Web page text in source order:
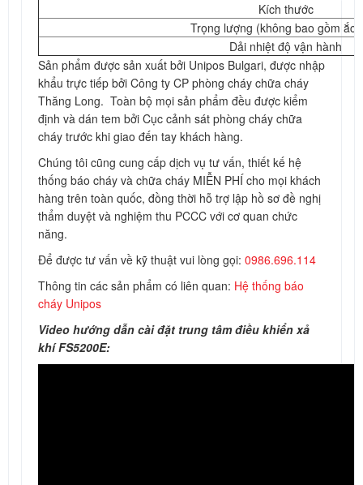
Kích thước
Trọng lượng (không bao gồm ắc
Dải nhiệt độ vận hành
Sản phẩm được sản xuất bởi Unipos Bulgari, được nhập
khẩu trực tiếp bởi Công ty CP phòng cháy chữa cháy
Thăng Long. Toàn bộ mọi sản phẩm đều được kiểm
định và dán tem bởi Cục cảnh sát phòng cháy chữa
cháy trước khi giao đến tay khách hàng.
Chúng tôi cũng cung cấp dịch vụ tư vấn, thiết kế hệ
thống báo cháy và chữa cháy MIỄN PHÍ cho mọi khách
hàng trên toàn quốc, đồng thời hỗ trợ lập hồ sơ đề nghị
thẩm duyệt và nghiệm thu PCCC với cơ quan chức
năng.
Để được tư vấn về kỹ thuật vui lòng gọi: 0986.696.114
Thông tin các sản phẩm có liên quan: Hệ thống báo
cháy Unipos
Video hướng dẫn cài đặt trung tâm điều khiển xả
khí FS5200E: